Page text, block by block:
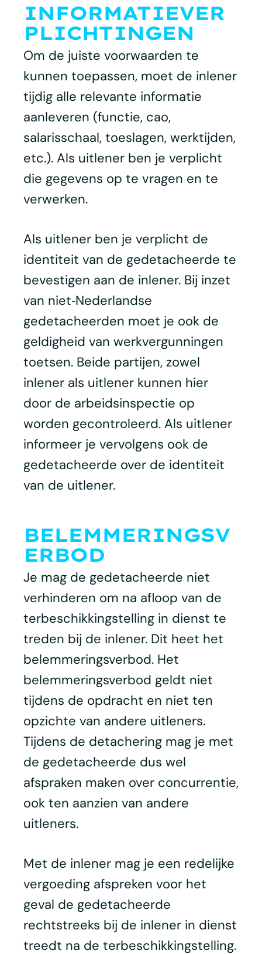
INFORMATIEVER
PLICHTINGEN
Om de juiste voorwaarden te
kunnen toepassen, moet de inlener
tijdig alle relevante informatie
aanleveren (functie, cao,
salarisschaal, toeslagen, werktijden,
etc.). Als uitlener ben je verplicht
die gegevens op te vragen en te
verwerken.
Als uitlener ben je verplicht de
identiteit van de gedetacheerde te
bevestigen aan de inlener. Bij inzet
van niet‑Nederlandse
gedetacheerden moet je ook de
geldigheid van werkvergunningen
toetsen. Beide partijen, zowel
inlener als uitlener kunnen hier
door de arbeidsinspectie op
worden gecontroleerd. Als uitlener
informeer je vervolgens ook de
gedetacheerde over de identiteit
van de uitlener.
BELEMMERINGSV
ERBOD
Je mag de gedetacheerde niet
verhinderen om na afloop van de
terbeschikkingstelling in dienst te
treden bij de inlener. Dit heet het
belemmeringsverbod. Het
belemmeringsverbod geldt niet
tijdens de opdracht en niet ten
opzichte van andere uitleners.
Tijdens de detachering mag je met
de gedetacheerde dus wel
afspraken maken over concurrentie,
ook ten aanzien van andere
uitleners.
Met de inlener mag je een redelijke
vergoeding afspreken voor het
geval de gedetacheerde
rechtstreeks bij de inlener in dienst
treedt na de terbeschikkingstelling.